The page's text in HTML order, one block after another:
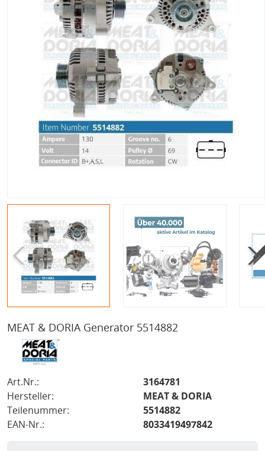
MEAT & DORIA Generator 5514882
Art.Nr.:
3164781
Hersteller:
MEAT & DORIA
Teilenummer:
5514882
EAN-Nr.:
8033419497842